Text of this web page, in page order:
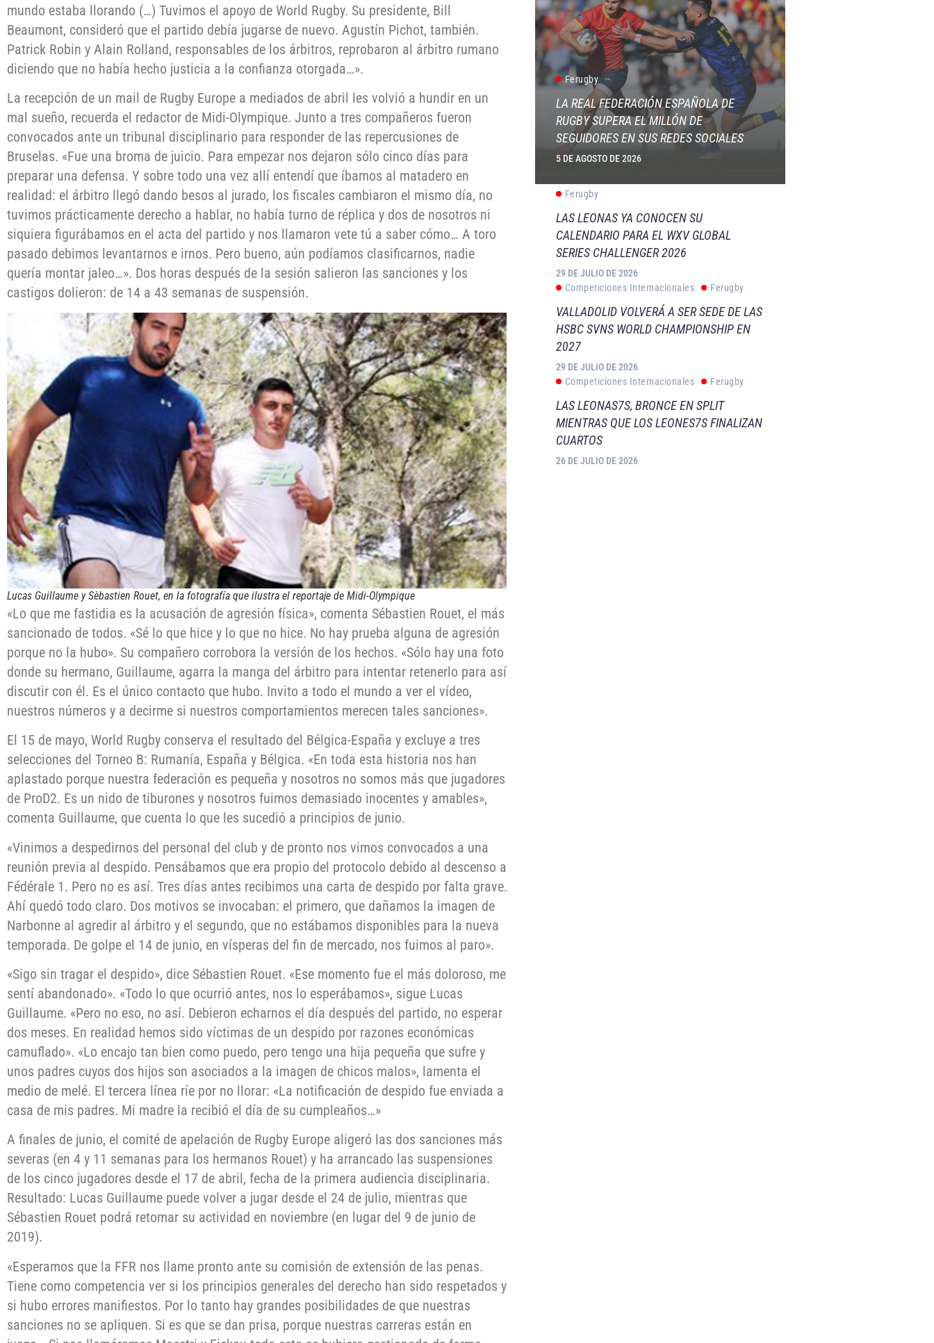
mundo estaba llorando (…) Tuvimos el apoyo de World Rugby. Su presidente, Bill
Beaumont, consideró que el partido debía jugarse de nuevo. Agustín Pichot, también.
Patrick Robin y Alain Rolland, responsables de los árbitros, reprobaron al árbitro rumano
diciendo que no había hecho justicia a la confianza otorgada…».
La recepción de un mail de Rugby Europe a mediados de abril les volvió a hundir en un
mal sueño, recuerda el redactor de Midi-Olympique. Junto a tres compañeros fueron
convocados ante un tribunal disciplinario para responder de las repercusiones de
Bruselas. «Fue una broma de juicio. Para empezar nos dejaron sólo cinco días para
preparar una defensa. Y sobre todo una vez allí entendí que íbamos al matadero en
realidad: el árbitro llegó dando besos al jurado, los fiscales cambiaron el mismo día, no
tuvimos prácticamente derecho a hablar, no había turno de réplica y dos de nosotros ni
siquiera figurábamos en el acta del partido y nos llamaron vete tú a saber cómo… A toro
pasado debimos levantarnos e irnos. Pero bueno, aún podíamos clasificarnos, nadie
quería montar jaleo…». Dos horas después de la sesión salieron las sanciones y los
castigos dolieron: de 14 a 43 semanas de suspensión.
Lucas Guillaume y Sèbastien Rouet, en la fotografía que ilustra el reportaje de Midi-Olympique
«Lo que me fastidia es la acusación de agresión física», comenta Sébastien Rouet, el más
sancionado de todos. «Sé lo que hice y lo que no hice. No hay prueba alguna de agresión
porque no la hubo». Su compañero corrobora la versión de los hechos. «Sólo hay una foto
donde su hermano, Guillaume, agarra la manga del árbitro para intentar retenerlo para así
discutir con él. Es el único contacto que hubo. Invito a todo el mundo a ver el vídeo,
nuestros números y a decirme si nuestros comportamientos merecen tales sanciones».
El 15 de mayo, World Rugby conserva el resultado del Bélgica-España y excluye a tres
selecciones del Torneo B: Rumanía, España y Bélgica. «En toda esta historia nos han
aplastado porque nuestra federación es pequeña y nosotros no somos más que jugadores
de ProD2. Es un nido de tiburones y nosotros fuimos demasiado inocentes y amables»,
comenta Guillaume, que cuenta lo que les sucedió a principios de junio.
«Vinimos a despedirnos del personal del club y de pronto nos vimos convocados a una
reunión previa al despido. Pensábamos que era propio del protocolo debido al descenso a
Fédérale 1. Pero no es así. Tres días antes recibimos una carta de despido por falta grave.
Ahí quedó todo claro. Dos motivos se invocaban: el primero, que dañamos la imagen de
Narbonne al agredir al árbitro y el segundo, que no estábamos disponibles para la nueva
temporada. De golpe el 14 de junio, en vísperas del fin de mercado, nos fuimos al paro».
«Sigo sin tragar el despido», dice Sébastien Rouet. «Ese momento fue el más doloroso, me
sentí abandonado». «Todo lo que ocurrió antes, nos lo esperábamos», sigue Lucas
Guillaume. «Pero no eso, no así. Debieron echarnos el día después del partido, no esperar
dos meses. En realidad hemos sido víctimas de un despido por razones económicas
camuflado». «Lo encajo tan bien como puedo, pero tengo una hija pequeña que sufre y
unos padres cuyos dos hijos son asociados a la imagen de chicos malos», lamenta el
medio de melé. El tercera línea ríe por no llorar: «La notificación de despido fue enviada a
casa de mis padres. Mi madre la recibió el día de su cumpleaños…»
A finales de junio, el comité de apelación de Rugby Europe aligeró las dos sanciones más
severas (en 4 y 11 semanas para los hermanos Rouet) y ha arrancado las suspensiones
de los cinco jugadores desde el 17 de abril, fecha de la primera audiencia disciplinaria.
Resultado: Lucas Guillaume puede volver a jugar desde el 24 de julio, mientras que
Sébastien Rouet podrá retomar su actividad en noviembre (en lugar del 9 de junio de
2019).
«Esperamos que la FFR nos llame pronto ante su comisión de extensión de las penas.
Tiene como competencia ver si los principios generales del derecho han sido respetados y
si hubo errores manifiestos. Por lo tanto hay grandes posibilidades de que nuestras
sanciones no se apliquen. Si es que se dan prisa, porque nuestras carreras están en
Ferugby
LA REAL FEDERACIÓN ESPAÑOLA DE
RUGBY SUPERA EL MILLÓN DE
SEGUIDORES EN SUS REDES SOCIALES
5 DE AGOSTO DE 2026
Ferugby
LAS LEONAS YA CONOCEN SU
CALENDARIO PARA EL WXV GLOBAL
SERIES CHALLENGER 2026
29 DE JULIO DE 2026
Competiciones Internacionales
Ferugby
VALLADOLID VOLVERÁ A SER SEDE DE LAS
HSBC SVNS WORLD CHAMPIONSHIP EN
2027
29 DE JULIO DE 2026
Competiciones Internacionales
Ferugby
LAS LEONAS7S, BRONCE EN SPLIT
MIENTRAS QUE LOS LEONES7S FINALIZAN
CUARTOS
26 DE JULIO DE 2026